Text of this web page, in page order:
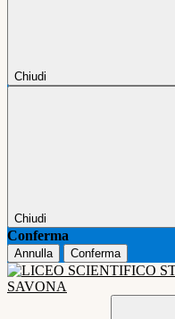
Chiudi
Chiudi
Conferma
Annulla Conferma